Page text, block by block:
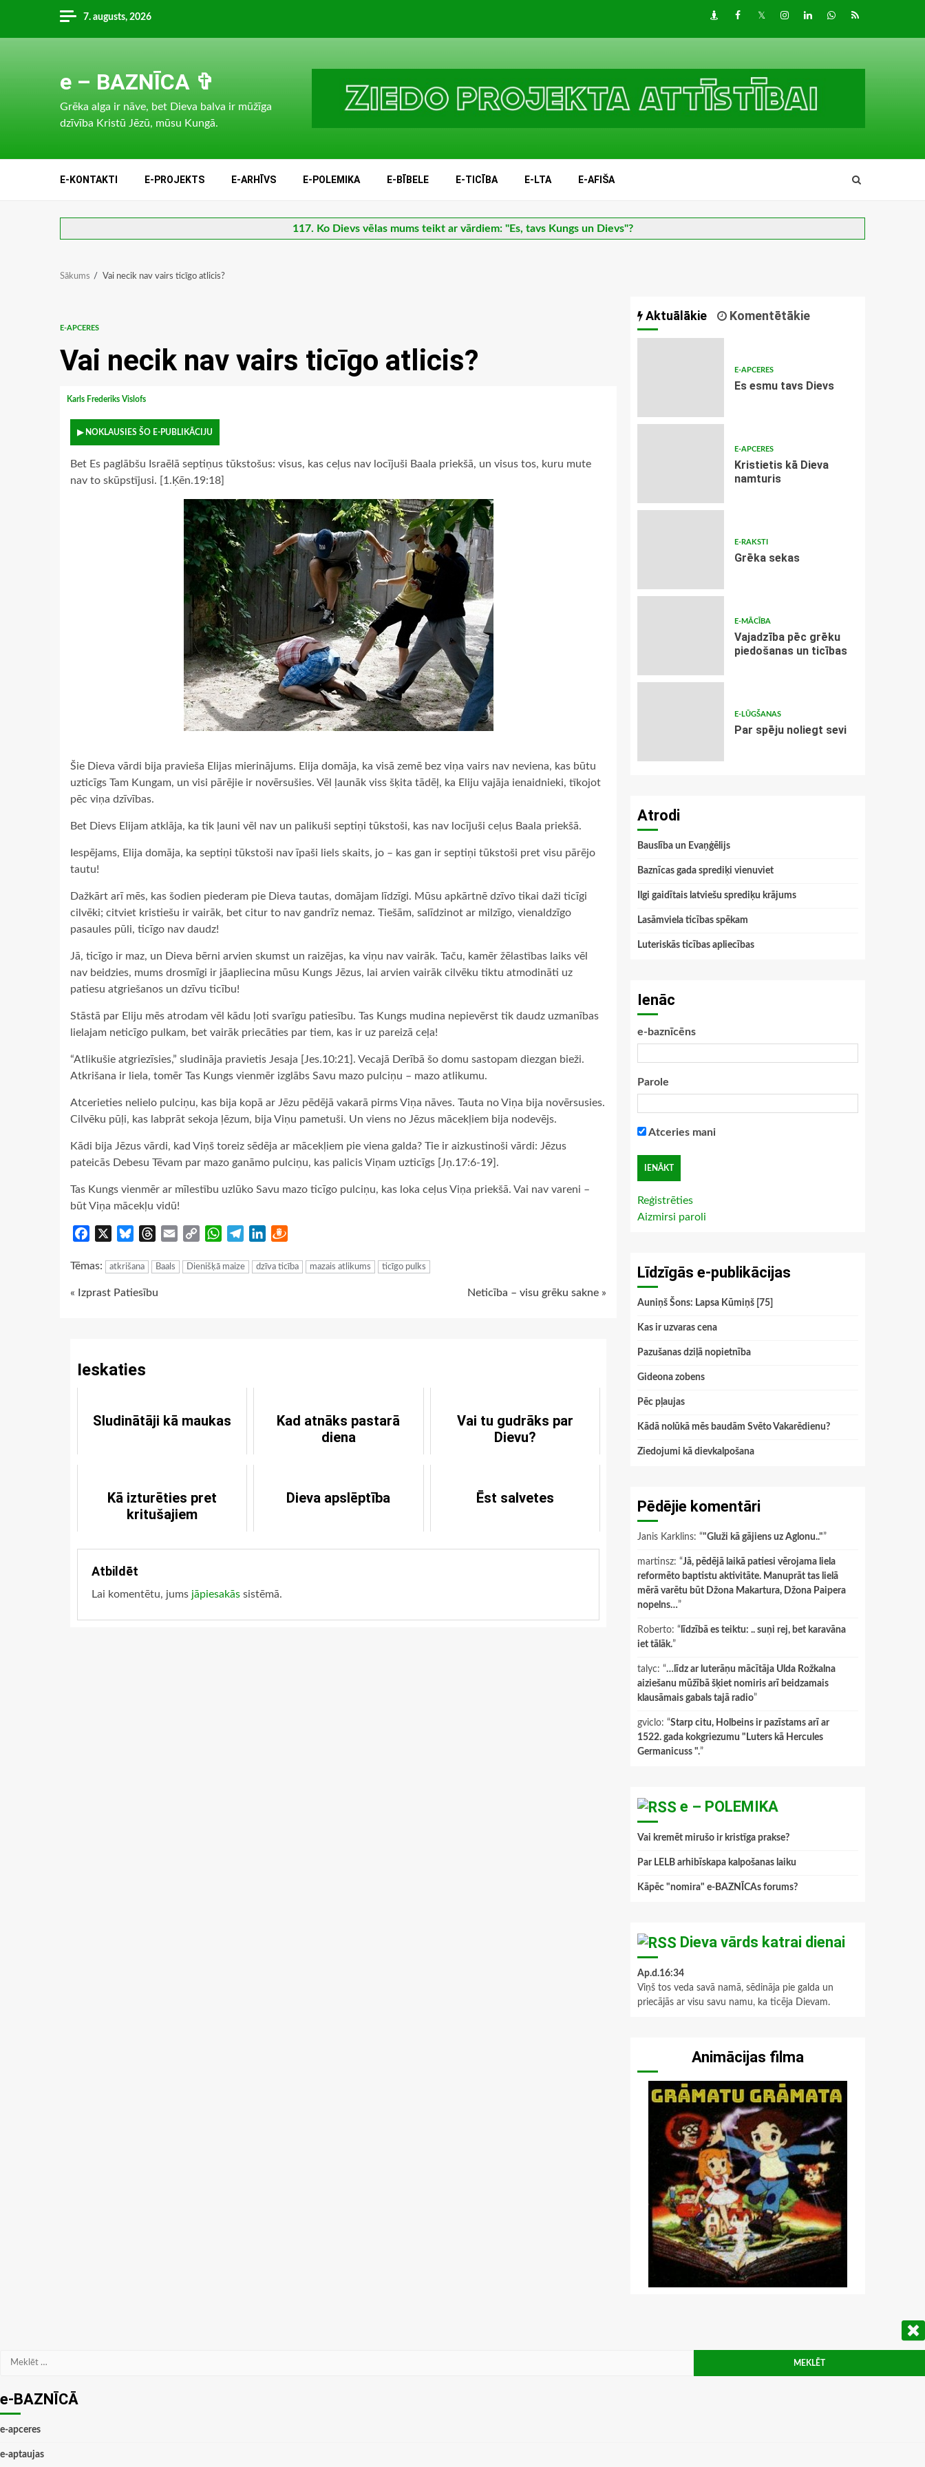
content
7. augusts, 2026 DraugiemFacebook
TwitterInstagram
LinkedInwhatsapp
RSS
e – BAZNĪCA ✞
Grēka alga ir nāve, bet Dieva balva ir mūžīga
dzīvība Kristū Jēzū, mūsu Kungā.
E-KONTAKTI E-PROJEKTS E-ARHĪVS E-POLEMIKA E-BĪBELE E-TICĪBA E-LTA E-AFIŠA
117. Ko Dievs vēlas mums teikt ar vārdiem: "Es, tavs Kungs un Dievs"?
Sākums Vai necik nav vairs ticīgo atlicis?
E-APCERES
Vai necik nav vairs ticīgo atlicis?
Karls Frederiks Vislofs
▶ NOKLAUSIES ŠO E-PUBLIKĀCIJU
Bet Es paglābšu Israēlā septiņus tūkstošus: visus, kas ceļus nav locījuši Baala priekšā, un visus tos, kuru mute
nav to skūpstījusi. [1.Ķēn.19:18]
Šie Dieva vārdi bija pravieša Elijas mierinājums. Elija domāja, ka visā zemē bez viņa vairs nav neviena, kas būtu
uzticīgs Tam Kungam, un visi pārējie ir novērsušies. Vēl ļaunāk viss šķita tādēļ, ka Eliju vajāja ienaidnieki, tīkojot
pēc viņa dzīvības.
Bet Dievs Elijam atklāja, ka tik ļauni vēl nav un palikuši septiņi tūkstoši, kas nav locījuši ceļus Baala priekšā.
Iespējams, Elija domāja, ka septiņi tūkstoši nav īpaši liels skaits, jo – kas gan ir septiņi tūkstoši pret visu pārējo
tautu!
Dažkārt arī mēs, kas šodien piederam pie Dieva tautas, domājam līdzīgi. Mūsu apkārtnē dzīvo tikai daži ticīgi
cilvēki; citviet kristiešu ir vairāk, bet citur to nav gandrīz nemaz. Tiešām, salīdzinot ar milzīgo, vienaldzīgo
pasaules pūli, ticīgo nav daudz!
Jā, ticīgo ir maz, un Dieva bērni arvien skumst un raizējas, ka viņu nav vairāk. Taču, kamēr žēlastības laiks vēl
nav beidzies, mums drosmīgi ir jāapliecina mūsu Kungs Jēzus, lai arvien vairāk cilvēku tiktu atmodināti uz
patiesu atgriešanos un dzīvu ticību!
Stāstā par Eliju mēs atrodam vēl kādu ļoti svarīgu patiesību. Tas Kungs mudina nepievērst tik daudz uzmanības
lielajam neticīgo pulkam, bet vairāk priecāties par tiem, kas ir uz pareizā ceļa!
“Atlikušie atgriezīsies,” sludināja pravietis Jesaja [Jes.10:21]. Vecajā Derībā šo domu sastopam diezgan bieži.
Atkrišana ir liela, tomēr Tas Kungs vienmēr izglābs Savu mazo pulciņu – mazo atlikumu.
Atcerieties nelielo pulciņu, kas bija kopā ar Jēzu pēdējā vakarā pirms Viņa nāves. Tauta no Viņa bija novērsusies.
Cilvēku pūļi, kas labprāt sekoja ļēzum, bija Viņu pametuši. Un viens no Jēzus mācekļiem bija nodevējs.
Kādi bija Jēzus vārdi, kad Viņš toreiz sēdēja ar mācekļiem pie viena galda? Tie ir aizkustinoši vārdi: Jēzus
pateicās Debesu Tēvam par mazo ganāmo pulciņu, kas palicis Viņam uzticīgs [Jņ.17:6-19].
Tas Kungs vienmēr ar mīlestību uzlūko Savu mazo ticīgo pulciņu, kas loka ceļus Viņa priekšā. Vai nav vareni –
būt Viņa mācekļu vidū!
Facebook BlueskyThreads
Email
Copy
WhatsApp
TelegramLinkedIn
Tēmas: atkrišana Baals Dienišķā maize dzīva ticība mazais atlikums ticīgo pulks
Continue
« Izprast Patiesību Neticība – visu grēku sakne »
Ieskaties
Sludinātāji kā maukas
Kad atnāks pastarā
diena
Vai tu gudrāks par
Dievu?
Kā izturēties pret
kritušajiem
Dieva apslēptība Ēst salvetes
Atbildēt
Lai komentētu, jums jāpiesakās sistēmā.
Aktuālākie Komentētākie
E-APCERES
Es esmu tavs Dievs
E-APCERES
Kristietis kā Dieva
namturis
E-RAKSTI
Grēka sekas
E-MĀCĪBA
Vajadzība pēc grēku
piedošanas un ticības
E-LŪGŠANAS
Par spēju noliegt sevi
Atrodi
Bauslība un Evaņģēlijs
Baznīcas gada sprediķi vienuviet
Ilgi gaidītais latviešu sprediķu krājums
Lasāmviela ticības spēkam
Luteriskās ticības apliecības
Ienāc
e-baznīcēns
Parole
Atceries mani
Reģistrēties
Aizmirsi paroli
Līdzīgās e-publikācijas
Auniņš Šons: Lapsa Kūmiņš [75]
Kas ir uzvaras cena
Pazušanas dziļā nopietnība
Gideona zobens
Pēc pļaujas
Kādā nolūkā mēs baudām Svēto Vakarēdienu?
Ziedojumi kā dievkalpošana
Pēdējie komentāri
Janis Karklins: “"Gluži kā gājiens uz Aglonu.."”
martinsz: “Jā, pēdējā laikā patiesi vērojama liela
reformēto baptistu aktivitāte. Manuprāt tas lielā
mērā varētu būt Džona Makartura, Džona Paipera
nopelns…”
Roberto: “ līdzībā es teiktu: .. suņi rej, bet karavāna
iet tālāk.”
talyc: “…līdz ar luterāņu mācītāja Ulda Rožkalna
aiziešanu mūžībā šķiet nomiris arī beidzamais
klausāmais gabals tajā radio”
gviclo: “Starp citu, Holbeins ir pazīstams arī ar
1522. gada kokgriezumu "Luters kā Hercules
Germanicuss ".”
e – POLEMIKA
Vai kremēt mirušo ir kristīga prakse?
Par LELB arhibīskapa kalpošanas laiku
Kāpēc "nomira" e-BAZNĪCAs forums?
Dieva vārds katrai dienai
Ap.d.16:34
Viņš tos veda savā namā, sēdināja pie galda un
priecājās ar visu savu namu, ka ticēja Dievam.
Animācijas filma
Meklēt:
e-BAZNĪCĀ
e-apceres
e-aptaujas